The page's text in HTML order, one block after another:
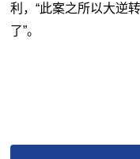
利，“此案之所以大逆
了”。